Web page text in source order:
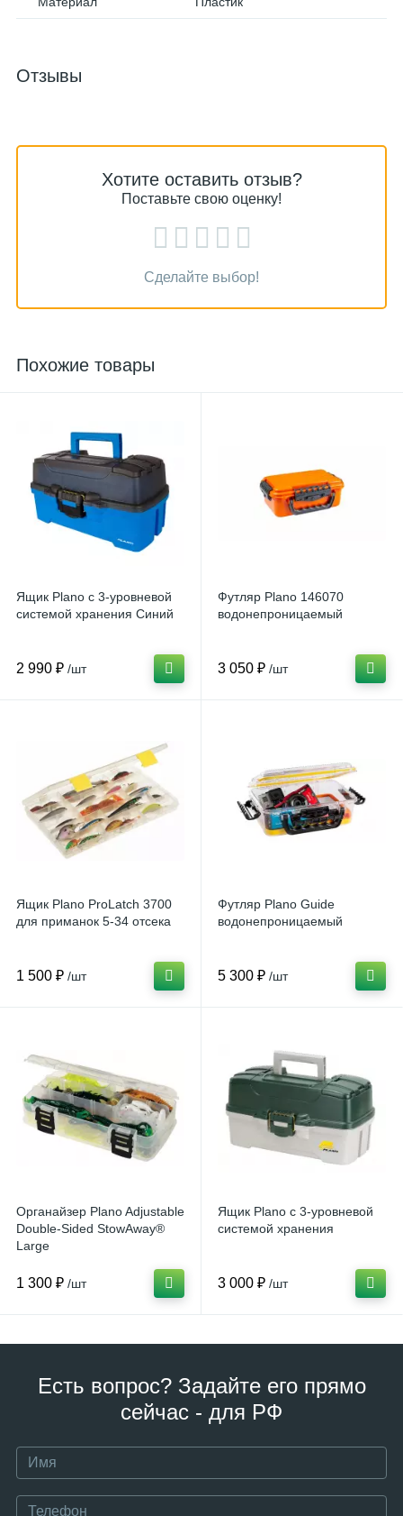
Отзывы
Хотите оставить отзыв?
Поставьте свою оценку!
Сделайте выбор!
Похожие товары
Ящик Plano с 3-уровневой
системой хранения Синий
2 990 ₽ /шт
Футляр Plano 146070
водонепроницаемый
3 050 ₽ /шт
Ящик Plano ProLatch 3700
для приманок 5-34 отсека
1 500 ₽ /шт
Футляр Plano Guide
водонепроницаемый
5 300 ₽ /шт
Органайзер Plano Adjustable
Double-Sided StowAway®
Large
1 300 ₽ /шт
Ящик Plano с 3-уровневой
системой хранения
3 000 ₽ /шт
Есть вопрос? Задайте его прямо
сейчас - для РФ